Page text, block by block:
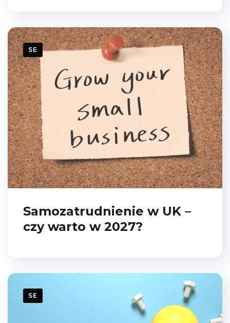
SE
Samozatrudnienie w UK –
czy warto w 2027?
SE